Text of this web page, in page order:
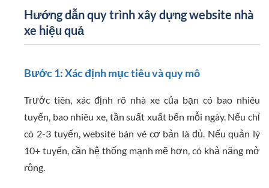
Hướng dẫn quy trình xây dựng website nhà
xe hiệu quả
Bước 1: Xác định mục tiêu và quy mô
Trước tiên, xác định rõ nhà xe của bạn có bao nhiêu
tuyến, bao nhiêu xe, tần suất xuất bến mỗi ngày. Nếu chỉ
có 2-3 tuyến, website bán vé cơ bản là đủ. Nếu quản lý
10+ tuyến, cần hệ thống mạnh mẽ hơn, có khả năng mở
rộng.